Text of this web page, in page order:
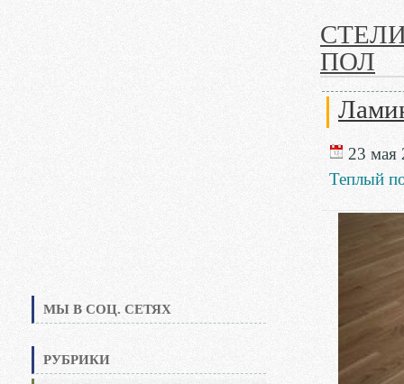
МЫ В СОЦ. СЕТЯХ
РУБРИКИ
ПОЛ
23 мая
Теплый